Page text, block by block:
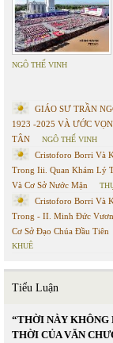
NGÔ THẾ VINH
GIÁO SƯ TRẦN
1923 -2025 VÀ ƯỚC
TÂN
NGÔ THẾ VINH
Cristoforo Borri Và
Trong Iii. Quan Khám Lý
Và Cơ Sở Nước Mặn
Cristoforo Borri Và
Trong - II. Minh Đức
Cơ Sở Đạo Chúa Đầu Tiên
KHUÊ
Tiểu Luận
“THỜI NÀY KHÔNG
THỜI CỦA VĂN